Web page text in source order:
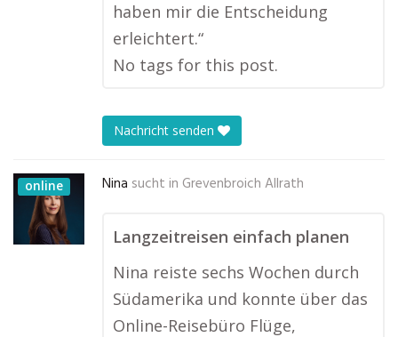
haben mir die Entscheidung
erleichtert.“
No tags for this post.
Nachricht senden
online Nina sucht in Grevenbroich Allrath
Langzeitreisen einfach planen
Nina reiste sechs Wochen durch
Südamerika und konnte über das
Online-Reisebüro Flüge,